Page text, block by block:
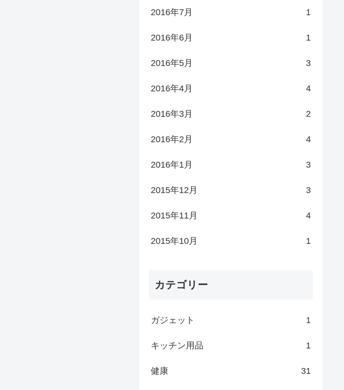
2016年7月 1
2016年6月 1
2016年5月 3
2016年4月 4
2016年3月 2
2016年2月 4
2016年1月 3
2015年12月 3
2015年11月 4
2015年10月 1
カテゴリー
ガジェット 1
キッチン用品 1
健康 31